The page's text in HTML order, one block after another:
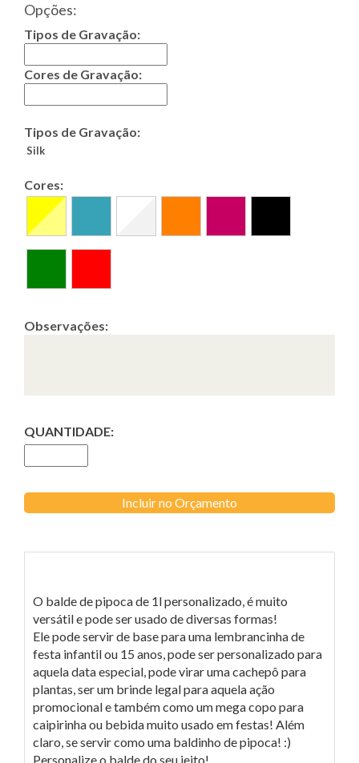
Opções:
Tipos de Gravação:
Cores de Gravação:
Tipos de Gravação:
Silk
Cores:
Observações:
QUANTIDADE:
Incluir no Orçamento
O balde de pipoca de 1l personalizado, é muito
versátil e pode ser usado de diversas formas!
Ele pode servir de base para uma lembrancinha de
festa infantil ou 15 anos, pode ser personalizado para
aquela data especial, pode virar uma cachepô para
plantas, ser um brinde legal para aquela ação
promocional e também como um mega copo para
caipirinha ou bebida muito usado em festas! Além
claro, se servir como uma baldinho de pipoca! :)
Personalize o balde do seu jeito!